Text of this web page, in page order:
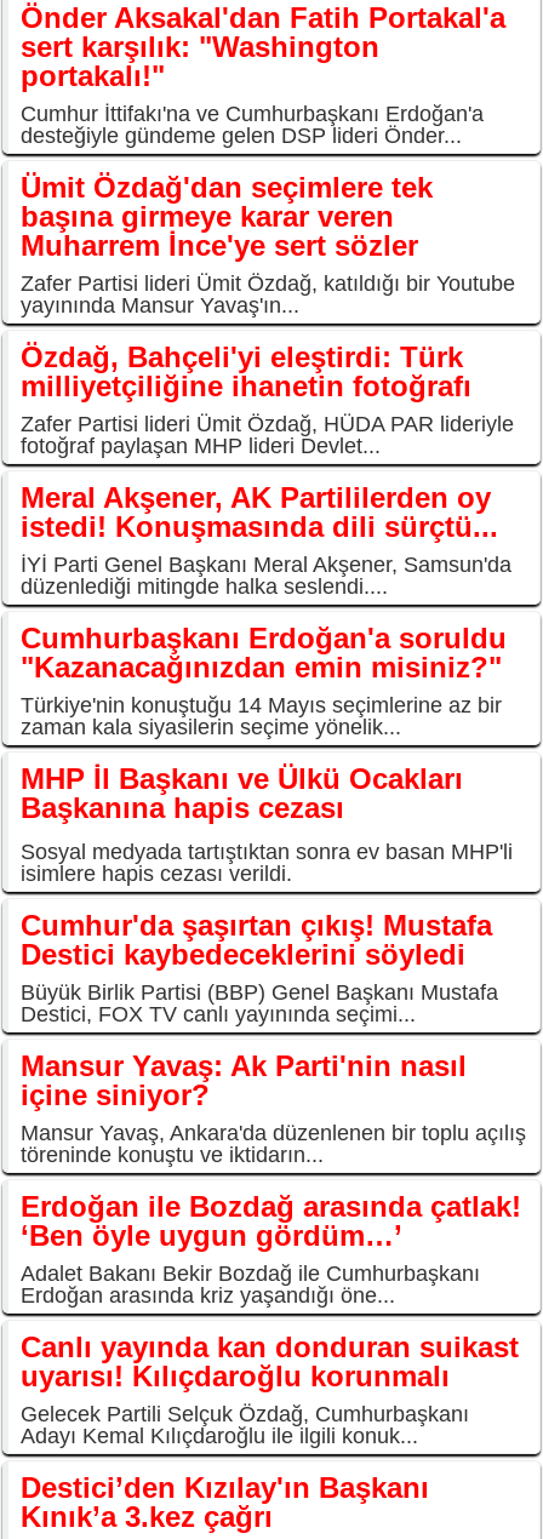
Önder Aksakal'dan Fatih Portakal'a
sert karşılık: "Washington
portakalı!"
Cumhur İttifakı'na ve Cumhurbaşkanı Erdoğan'a
desteğiyle gündeme gelen DSP lideri Önder...
Ümit Özdağ'dan seçimlere tek
başına girmeye karar veren
Muharrem İnce'ye sert sözler
Zafer Partisi lideri Ümit Özdağ, katıldığı bir Youtube
yayınında Mansur Yavaş'ın...
Özdağ, Bahçeli'yi eleştirdi: Türk
milliyetçiliğine ihanetin fotoğrafı
Zafer Partisi lideri Ümit Özdağ, HÜDA PAR lideriyle
fotoğraf paylaşan MHP lideri Devlet...
Meral Akşener, AK Partililerden oy
istedi! Konuşmasında dili sürçtü...
İYİ Parti Genel Başkanı Meral Akşener, Samsun'da
düzenlediği mitingde halka seslendi....
Cumhurbaşkanı Erdoğan'a soruldu
"Kazanacağınızdan emin misiniz?"
Türkiye'nin konuştuğu 14 Mayıs seçimlerine az bir
zaman kala siyasilerin seçime yönelik...
MHP İl Başkanı ve Ülkü Ocakları
Başkanına hapis cezası
Sosyal medyada tartıştıktan sonra ev basan MHP'li
isimlere hapis cezası verildi.
Cumhur'da şaşırtan çıkış! Mustafa
Destici kaybedeceklerini söyledi
Büyük Birlik Partisi (BBP) Genel Başkanı Mustafa
Destici, FOX TV canlı yayınında seçimi...
Mansur Yavaş: Ak Parti'nin nasıl
içine siniyor?
Mansur Yavaş, Ankara'da düzenlenen bir toplu açılış
töreninde konuştu ve iktidarın...
Erdoğan ile Bozdağ arasında çatlak!
‘Ben öyle uygun gördüm…’
Adalet Bakanı Bekir Bozdağ ile Cumhurbaşkanı
Erdoğan arasında kriz yaşandığı öne...
Canlı yayında kan donduran suikast
uyarısı! Kılıçdaroğlu korunmalı
Gelecek Partili Selçuk Özdağ, Cumhurbaşkanı
Adayı Kemal Kılıçdaroğlu ile ilgili konuk...
Destici’den Kızılay'ın Başkanı
Kınık’a 3.kez çağrı